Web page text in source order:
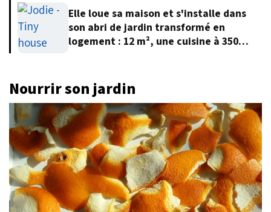
Elle loue sa maison et s'installe dans
son abri de jardin transformé en
logement : 12 m², une cuisine à 350
Nourrir son jardin